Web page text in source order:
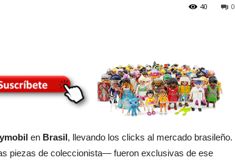
0
40
en Brasil, llevando los clicks al mercado brasileño.
piezas de coleccionista— fueron exclusivas de ese